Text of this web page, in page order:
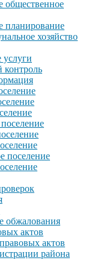
общественное
планирование
хозяйство
поселение
поселение
обжалования
актов
актов
района